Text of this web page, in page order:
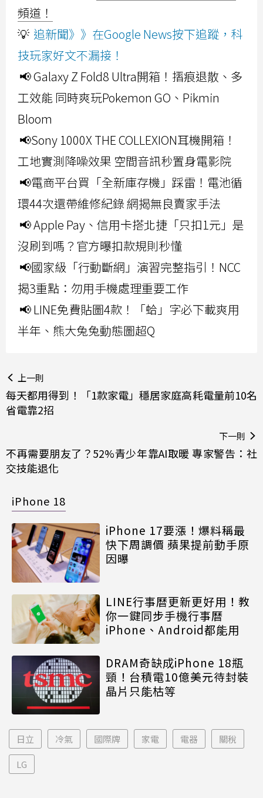
頻道！
💡 追新聞》》在Google News按下追蹤，科
技玩家好文不漏接！
📢 Galaxy Z Fold8 Ultra開箱！摺痕退散、多
工效能 同時爽玩Pokemon GO、Pikmin
Bloom
📢Sony 1000X THE COLLEXION耳機開箱！
工地實測降噪效果 空間音訊秒置身電影院
📢電商平台買「全新庫存機」踩雷！電池循
環44次還帶維修紀錄 網揭無良賣家手法
📢 Apple Pay、信用卡搭北捷「只扣1元」是
沒刷到嗎？官方曝扣款規則秒懂
📢國家級「行動斷網」演習完整指引！NCC
揭3重點：勿用手機處理重要工作
📢 LINE免費貼圖4款！「蛤」字必下載爽用
半年、熊大兔兔動態圖超Q
上一則
每天都用得到！「1款家電」穩居家庭高耗電量前10名
省電靠2招
下一則
不再需要朋友了？52%青少年靠AI取暖 專家警告：社
交技能退化
iPhone 18
iPhone 17要漲！爆料稱最
快下周調價 蘋果提前動手原
因曝
LINE行事曆更新更好用！教
你一鍵同步手機行事曆
iPhone、Android都能用
DRAM奇缺成iPhone 18瓶
頸！台積電10億美元待封裝
晶片只能枯等
日立 冷氣 國際牌 家電 電器 關稅
LG